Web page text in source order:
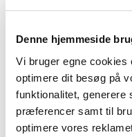
Denne hjemmeside
Vi bruger egne cookies
optimere dit besøg på
funktionalitet, generere
præferencer samt til
optimere vores
dag.